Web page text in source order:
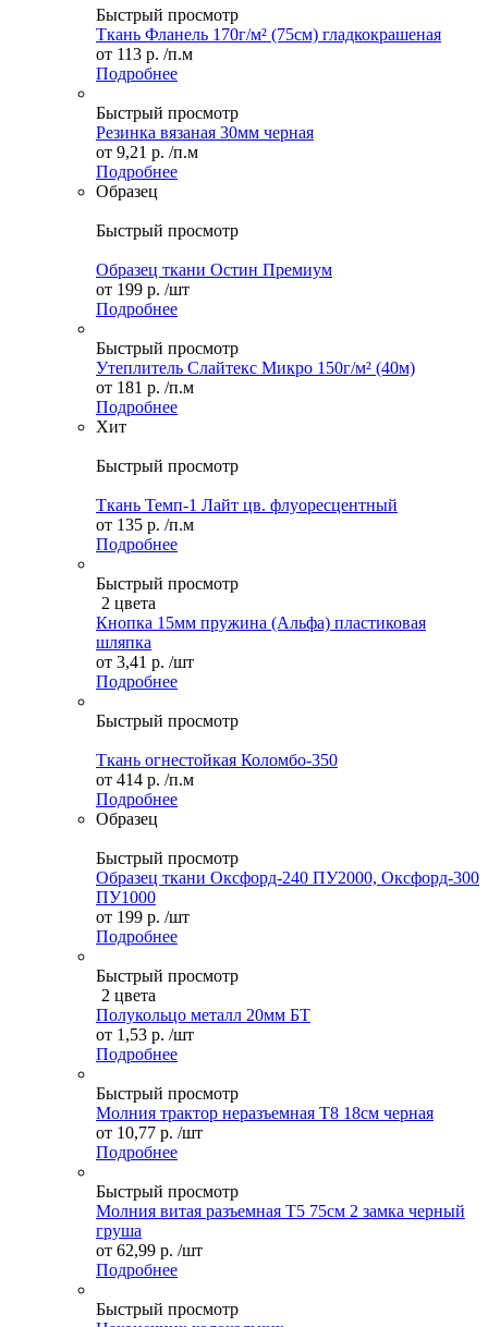
Быстрый просмотр
Ткань Фланель 170г/м² (75см) гладкокрашеная
от 113 р. /п.м
Подробнее
Быстрый просмотр
Резинка вязаная 30мм черная
от 9,21 р. /п.м
Подробнее
Образец
Быстрый просмотр
Образец ткани Остин Премиум
от 199 р. /шт
Подробнее
Быстрый просмотр
Утеплитель Слайтекс Микро 150г/м² (40м)
от 181 р. /п.м
Подробнее
Хит
Быстрый просмотр
Ткань Темп-1 Лайт цв. флуоресцентный
от 135 р. /п.м
Подробнее
Быстрый просмотр
2 цвета
Кнопка 15мм пружина (Альфа) пластиковая
шляпка
от 3,41 р. /шт
Подробнее
Быстрый просмотр
Ткань огнестойкая Коломбо-350
от 414 р. /п.м
Подробнее
Образец
Быстрый просмотр
Образец ткани Оксфорд-240 ПУ2000, Оксфорд-300
ПУ1000
от 199 р. /шт
Подробнее
Быстрый просмотр
2 цвета
Полукольцо металл 20мм БТ
от 1,53 р. /шт
Подробнее
Быстрый просмотр
Молния трактор неразъемная Т8 18см черная
от 10,77 р. /шт
Подробнее
Быстрый просмотр
Молния витая разъемная Т5 75см 2 замка черный
груша
от 62,99 р. /шт
Подробнее
Быстрый просмотр